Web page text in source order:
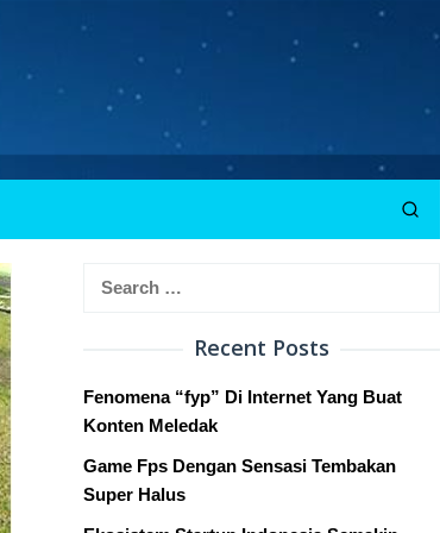
Recent Posts
Fenomena “fyp” Di Internet Yang Buat
Konten Meledak
Game Fps Dengan Sensasi Tembakan
Super Halus